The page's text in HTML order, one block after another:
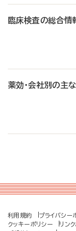
臨床検査の総合情
薬効・会社別の主
利用規約 プライバシー
クッキーポリシー
リン